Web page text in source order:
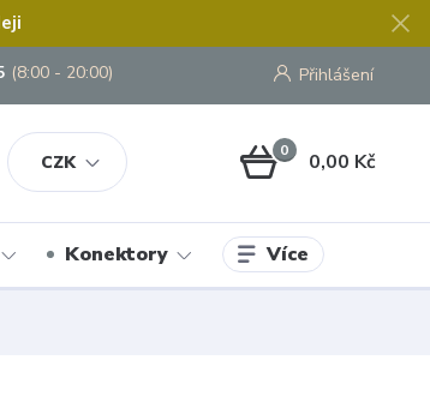
CZK
Přihlášení
(8:00 - 20:00)
0 0,00 Kč
Konektory Více